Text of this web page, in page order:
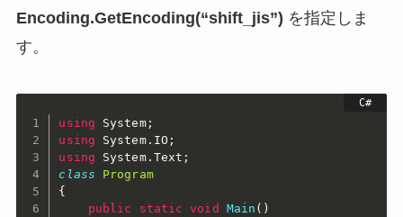
Encoding.GetEncoding(“shift_jis”) を指定しま
す。
using System;
using System. IO ;
using System. Text ;
class
Program
{
public
static void Main ( )